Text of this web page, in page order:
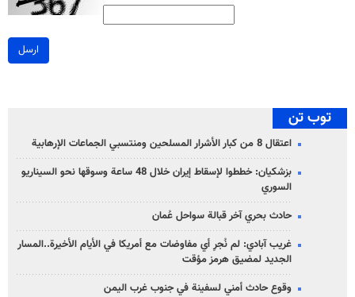
ارسل
توب تن
اعتقال 8 من كبار الأشرار المسلحين ومنتسبي الجماعات الإرهابية
بزشكيان: خططوا لإسقاط إيران خلال 48 ساعة وسوقها نحو السيناريو
السوري
حادث بحري آخر قبالة سواحل عُمان
غريب آبادي: لم نُجرِ أي مفاوضات مع أمريكا في الأيام الأخيرة..المسار
الجديد لمضيق هرمز مؤقت
وقوع حادث أمني لسفينة في جنوب غرب اليمن